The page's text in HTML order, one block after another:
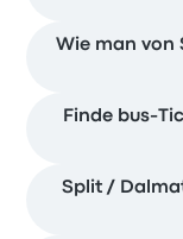
Wie man von
Finde bus-
Split /